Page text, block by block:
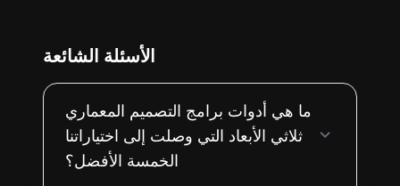
الأسئلة الشائعة
ما هي أدوات برامج التصميم المعماري
ثلاثي الأبعاد التي وصلت إلى اختياراتنا
الخمسة الأفضل؟